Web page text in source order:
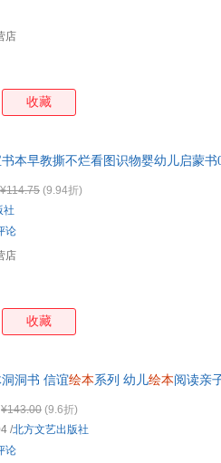
店
收藏
本早教撕不烂看图识物婴幼儿启蒙书
¥114.75 (9.94折)
店
论
社
收藏
洞书 信谊绘本系列 幼儿绘本阅读亲
¥143.00 (9.6折)
论
/北方文艺出版社